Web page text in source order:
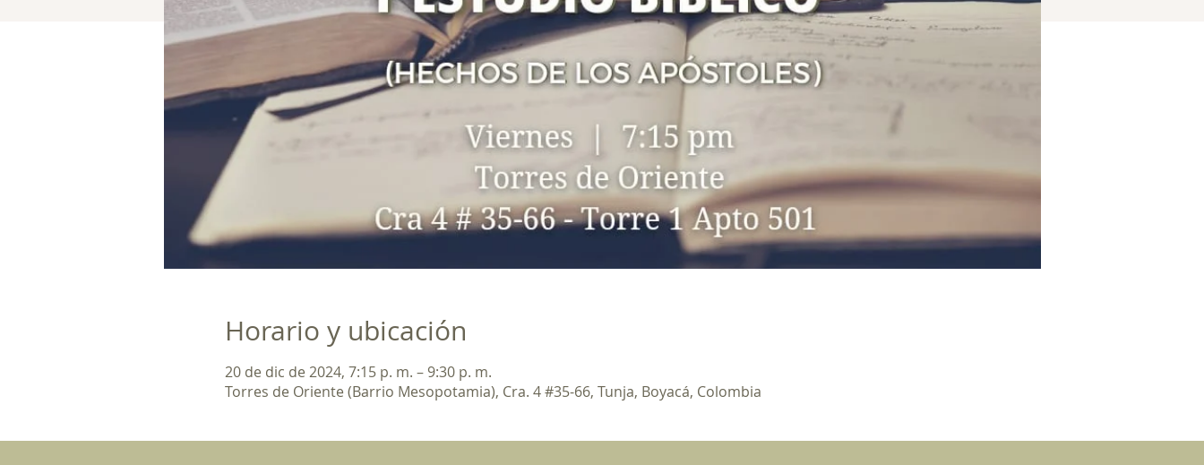
Horario y ubicación
20 de dic de 2024, 7:15 p. m. – 9:30 p. m.
Torres de Oriente (Barrio Mesopotamia), Cra. 4 #35-66, Tunja, Boyacá, Colombia